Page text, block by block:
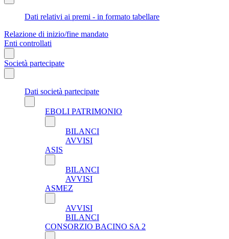
Dati relativi ai premi - in formato tabellare
Relazione di inizio/fine mandato
Enti controllati
Società partecipate
Dati società partecipate
EBOLI PATRIMONIO
BILANCI
AVVISI
ASIS
BILANCI
AVVISI
ASMEZ
AVVISI
BILANCI
CONSORZIO BACINO SA 2